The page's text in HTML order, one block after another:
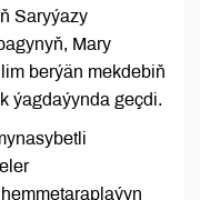
Saryýazy
Mary
berýän mekdebiň
ýagdaýynda geçdi.